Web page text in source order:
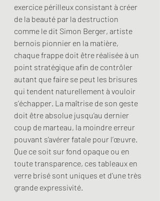
exercice périlleux consistant à créer
de la beauté par la destruction
comme le dit Simon Berger, artiste
bernois pionnier en la matière,
chaque frappe doit être réalisée à un
point stratégique afin de contrôler
autant que faire se peut les brisures
qui tendent naturellement à vouloir
s’échapper. La maîtrise de son geste
doit être absolue jusqu’au dernier
coup de marteau, la moindre erreur
pouvant s’avérer fatale pour l’œuvre.
Que ce soit sur fond opaque ou en
toute transparence, ces tableaux en
verre brisé sont uniques et d’une très
grande expressivité.